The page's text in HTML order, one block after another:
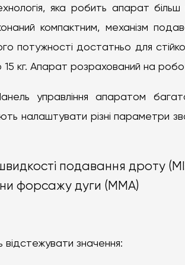
яка робить апарат
компактним, механізм
потужності достатньо для
кг. Апарат розрахований на
управління апаратом
налаштувати різні параметри
подавання дроту
форсажу дуги (MMA)
значення: